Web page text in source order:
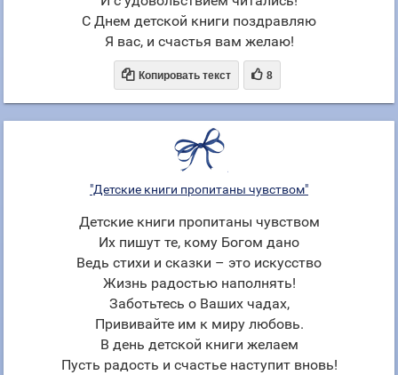
С Днем детской книги поздравляю
Я вас, и счастья вам желаю!
 Копировать текст  8
"Детские книги пропитаны чувством"
Детские книги пропитаны чувством
Их пишут те, кому Богом дано
Ведь стихи и сказки – это искусство
Жизнь радостью наполнять!
Заботьтесь о Ваших чадах,
Прививайте им к миру любовь.
В день детской книги желаем
Пусть радость и счастье наступит вновь!